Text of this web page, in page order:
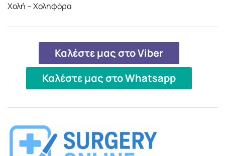
Χολή – Χοληφόρα
Καλέστε μας στο Viber
Καλέστε μας στο Whatsapp